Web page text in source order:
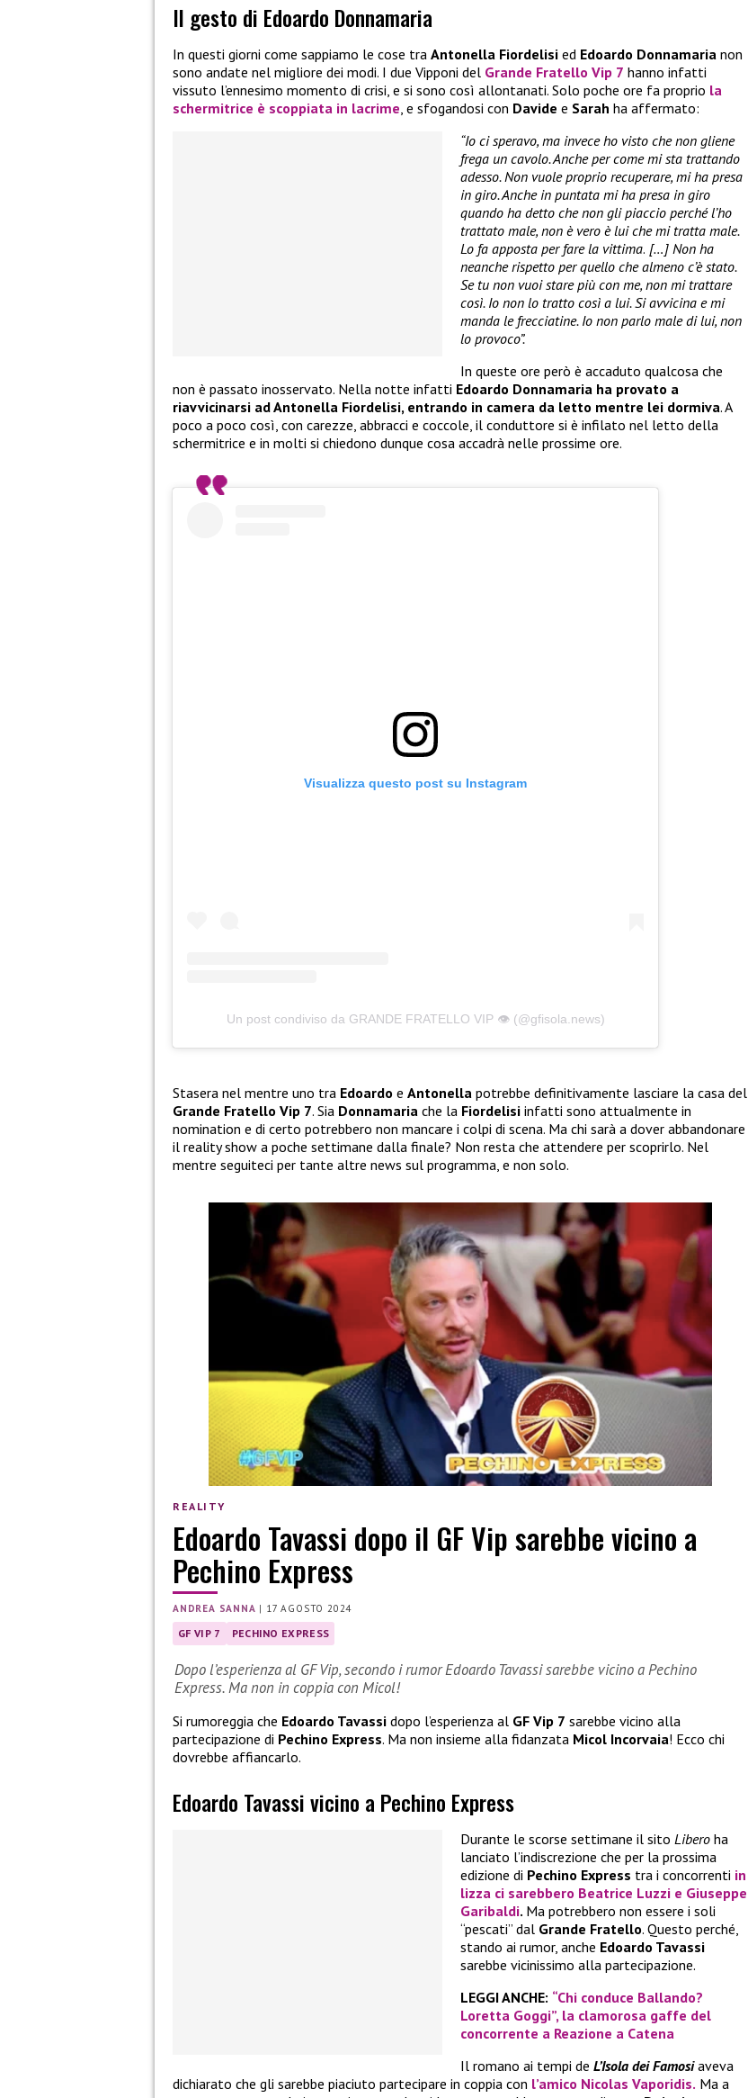
Il gesto di Edoardo Donnamaria
In questi giorni come sappiamo le cose tra Antonella Fiordelisi ed Edoardo Donnamaria non
sono andate nel migliore dei modi. I due Vipponi del Grande Fratello Vip 7 hanno infatti
vissuto l’ennesimo momento di crisi, e si sono così allontanati. Solo poche ore fa proprio la
schermitrice è scoppiata in lacrime, e sfogandosi con Davide e Sarah ha affermato:
“Io ci speravo, ma invece ho visto che non gliene
frega un cavolo. Anche per come mi sta trattando
adesso. Non vuole proprio recuperare, mi ha presa
in giro. Anche in puntata mi ha presa in giro
quando ha detto che non gli piaccio perché l’ho
trattato male, non è vero è lui che mi tratta male.
Lo fa apposta per fare la vittima. […] Non ha
neanche rispetto per quello che almeno c’è stato.
Se tu non vuoi stare più con me, non mi trattare
così. Io non lo tratto così a lui. Si avvicina e mi
manda le frecciatine. Io non parlo male di lui, non
lo provoco”.
In queste ore però è accaduto qualcosa che
non è passato inosservato. Nella notte infatti Edoardo Donnamaria ha provato a
riavvicinarsi ad Antonella Fiordelisi, entrando in camera da letto mentre lei dormiva. A
poco a poco così, con carezze, abbracci e coccole, il conduttore si è infilato nel letto della
schermitrice e in molti si chiedono dunque cosa accadrà nelle prossime ore.
Visualizza questo post su Instagram
Un post condiviso da GRANDE FRATELLO VIP 👁️ (@gfisola.news)
Stasera nel mentre uno tra Edoardo e Antonella potrebbe definitivamente lasciare la casa del
Grande Fratello Vip 7. Sia Donnamaria che la Fiordelisi infatti sono attualmente in
nomination e di certo potrebbero non mancare i colpi di scena. Ma chi sarà a dover abbandonare
il reality show a poche settimane dalla finale? Non resta che attendere per scoprirlo. Nel
mentre seguiteci per tante altre news sul programma, e non solo.
REALITY
Edoardo Tavassi dopo il GF Vip sarebbe vicino a
Pechino Express
ANDREA SANNA | 17 AGOSTO 2024
GF VIP 7 PECHINO EXPRESS
Dopo l’esperienza al GF Vip, secondo i rumor Edoardo Tavassi sarebbe vicino a Pechino
Express. Ma non in coppia con Micol!
Si rumoreggia che Edoardo Tavassi dopo l’esperienza al GF Vip 7 sarebbe vicino alla
partecipazione di Pechino Express. Ma non insieme alla fidanzata Micol Incorvaia! Ecco chi
dovrebbe affiancarlo.
Edoardo Tavassi vicino a Pechino Express
Durante le scorse settimane il sito Libero ha
lanciato l’indiscrezione che per la prossima
edizione di Pechino Express tra i concorrenti in
lizza ci sarebbero Beatrice Luzzi e Giuseppe
Garibaldi. Ma potrebbero non essere i soli
“pescati” dal Grande Fratello. Questo perché,
stando ai rumor, anche Edoardo Tavassi
sarebbe vicinissimo alla partecipazione.
LEGGI ANCHE: “Chi conduce Ballando?
Loretta Goggi”, la clamorosa gaffe del
concorrente a Reazione a Catena
Il romano ai tempi de L’Isola dei Famosiaveva
dichiarato che gli sarebbe piaciuto partecipare in coppia con l’amico Nicolas Vaporidis. Ma a